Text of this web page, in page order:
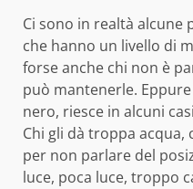
Ci sono in realtà alcune
che hanno un livello di
forse anche chi non è
può mantenerle.
nero, riesce in alcuni
Chi gli dà troppa
per non parlare del
luce, poca luce, troppo